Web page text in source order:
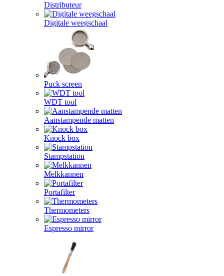
Distributeur
Digitale weegschaal
Puck screen
WDT tool
Aanstampende matten
Knock box
Stampstation
Melkkannen
Portafilter
Thermometers
Espresso mirror